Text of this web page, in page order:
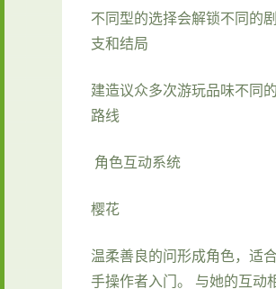
不同型的选择会解锁不同的
支和结局
建造议众多次游玩品味不同
路线
角色互动系统
樱花
温柔善良的问形成角色，适
手操作者入门。 与她的互动